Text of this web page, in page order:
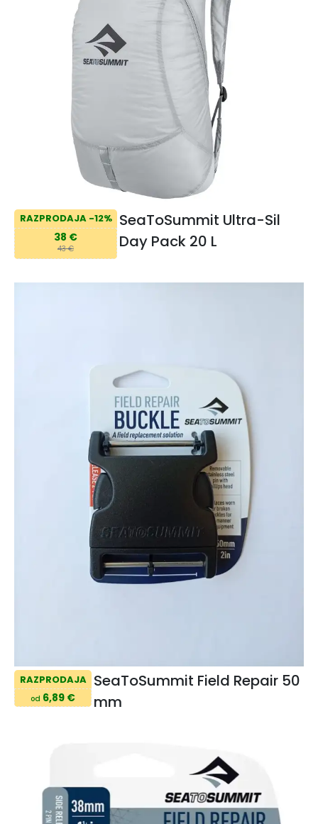
RAZPRODAJA -12%
38 €
43 €
SeaToSummit Ultra-Sil
Day Pack 20 L
RAZPRODAJA
od 6,89 €
SeaToSummit Field Repair 50
mm